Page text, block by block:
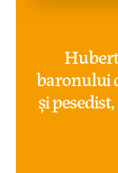
baronului
și